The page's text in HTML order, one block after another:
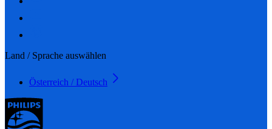
Land / Sprache auswählen
Österreich / Deutsch